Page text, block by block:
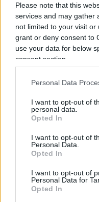
Please note that this
services and may gather
not limited to your visit or
grant or deny consent to
use your data for below
consent section.
Personal Data
I want to opt-out of
personal data.
Opted In
I want to opt-out of
Personal Data.
Opted In
I want to opt-out of
Personal Data for
Opted In
comparare paesi
registra anche che
been perhaps the
need for authorities
economy and plan
the measures
mobilitata nel
bilanciassero le
coronavirus con le
Certo il
anche che le